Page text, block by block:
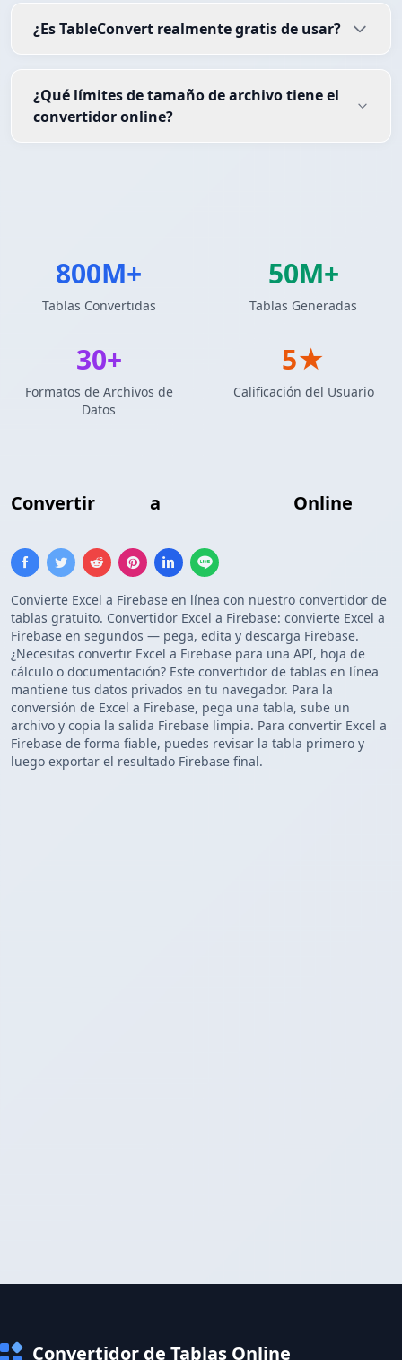
Convertir a Online
Convierte Excel a Firebase en línea con nuestro convertidor de
tablas gratuito. Convertidor Excel a Firebase: convierte Excel a
Firebase en segundos — pega, edita y descarga Firebase.
¿Necesitas convertir Excel a Firebase para una API, hoja de
cálculo o documentación? Este convertidor de tablas en línea
mantiene tus datos privados en tu navegador. Para la
conversión de Excel a Firebase, pega una tabla, sube un
archivo y copia la salida Firebase limpia. Para convertir Excel a
Firebase de forma fiable, puedes revisar la tabla primero y
luego exportar el resultado Firebase final.
¿Es TableConvert realmente gratis de usar?
¿Qué límites de tamaño de archivo tiene el
convertidor online?
800M+
Tablas Convertidas
50M+
Tablas Generadas
30+
Formatos de Archivos de
Datos
5★
Calificación del Usuario
Convertidor de Tablas Online